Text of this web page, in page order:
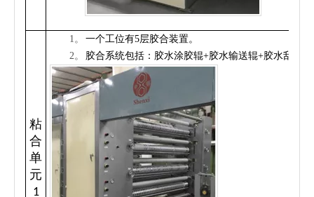
粘
合
单
元
1
1。
一个工位有5层胶合装置。
2。
胶合系统包括：胶水涂胶辊+胶水输送辊+胶水刮刀。